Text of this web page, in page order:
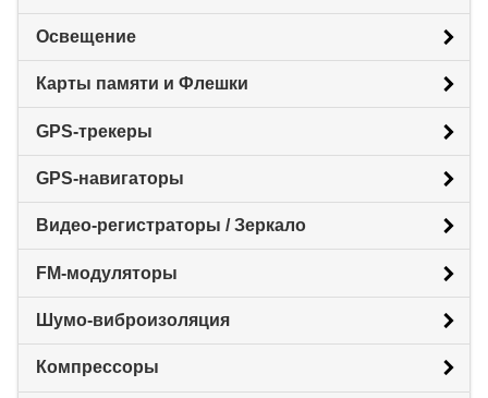
Освещение
Карты памяти и Флешки
GPS-трекеры
GPS-навигаторы
Видео-регистраторы / Зеркало
FM-модуляторы
Шумо-виброизоляция
Компрессоры